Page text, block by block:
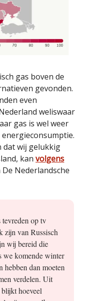
gas boven de
gevonden.
even
weliswaar
gas is wel weer
dat wij gelukkig
kan volgens
Nederlandsche
op tv
zijn van Russisch
wij bereid die
we komende winter
hebben dan moeten
verdelen. Uit
hoeveel